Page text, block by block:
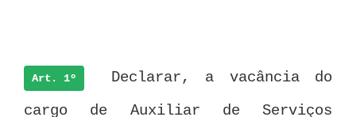
Art. 1º
Declarar, a vacância do
cargo de Auxiliar de Serviços